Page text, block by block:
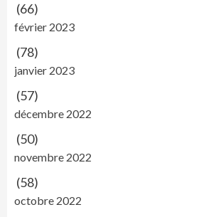
(66)
février 2023
(78)
janvier 2023
(57)
décembre 2022
(50)
novembre 2022
(58)
octobre 2022